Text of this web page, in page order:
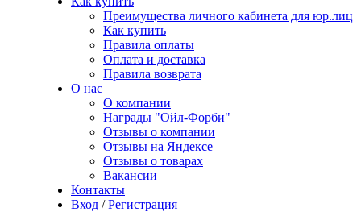
Преимущества личного кабинета для юр.лиц
Как купить
Правила оплаты
Оплата и доставка
Правила возврата
О нас
О компании
Награды "Ойл-Форби"
Отзывы о компании
Отзывы на Яндексе
Отзывы о товарах
Вакансии
Контакты
Вход / Регистрация